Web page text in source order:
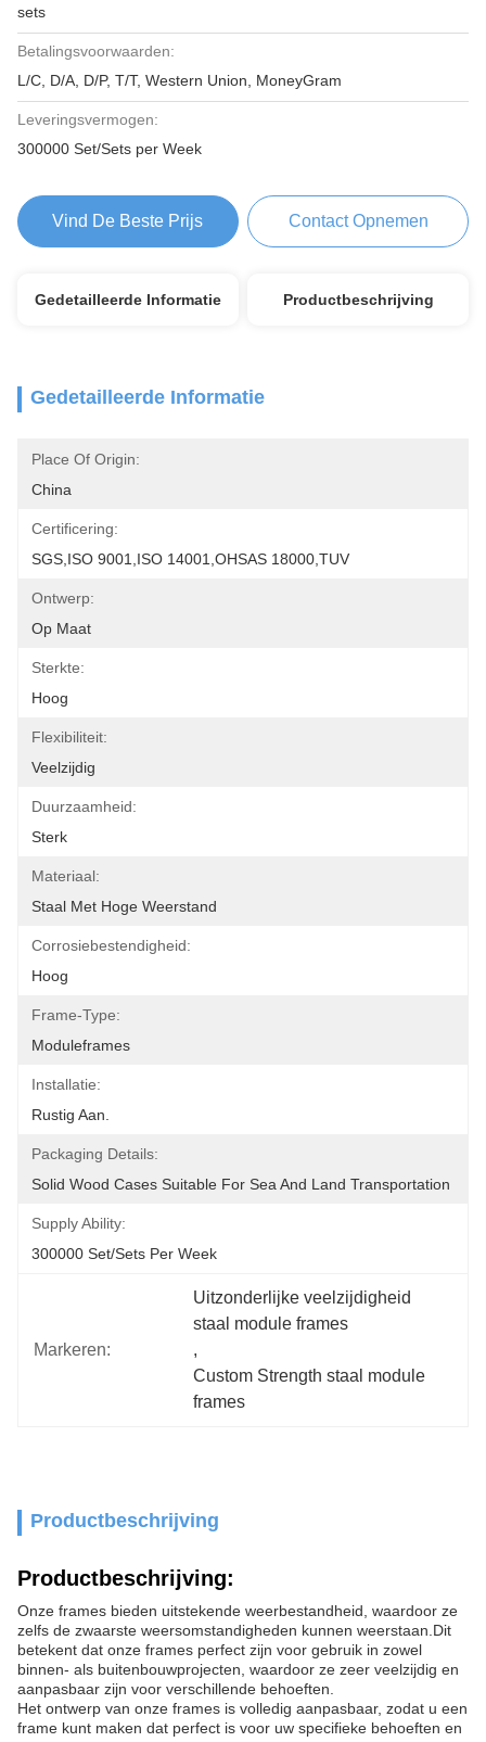
sets
Betalingsvoorwaarden:
L/C, D/A, D/P, T/T, Western Union, MoneyGram
Leveringsvermogen:
300000 Set/Sets per Week
Vind De Beste Prijs Contact Opnemen
Gedetailleerde Informatie Productbeschrijving
Gedetailleerde Informatie
Place Of Origin:
China
Certificering:
SGS,ISO 9001,ISO 14001,OHSAS 18000,TUV
Ontwerp:
Op Maat
Sterkte:
Hoog
Flexibiliteit:
Veelzijdig
Duurzaamheid:
Sterk
Materiaal:
Staal Met Hoge Weerstand
Corrosiebestendigheid:
Hoog
Frame-Type:
Moduleframes
Installatie:
Rustig Aan.
Packaging Details:
Solid Wood Cases Suitable For Sea And Land Transportation
Supply Ability:
300000 Set/Sets Per Week
Markeren:
Uitzonderlijke veelzijdigheid
staal module frames
,
Custom Strength staal module
frames
Productbeschrijving
Productbeschrijving:
Onze frames bieden uitstekende weerbestandheid, waardoor ze
zelfs de zwaarste weersomstandigheden kunnen weerstaan.Dit
betekent dat onze frames perfect zijn voor gebruik in zowel
binnen- als buitenbouwprojecten, waardoor ze zeer veelzijdig en
aanpasbaar zijn voor verschillende behoeften.
Het ontwerp van onze frames is volledig aanpasbaar, zodat u een
frame kunt maken dat perfect is voor uw specifieke behoeften en